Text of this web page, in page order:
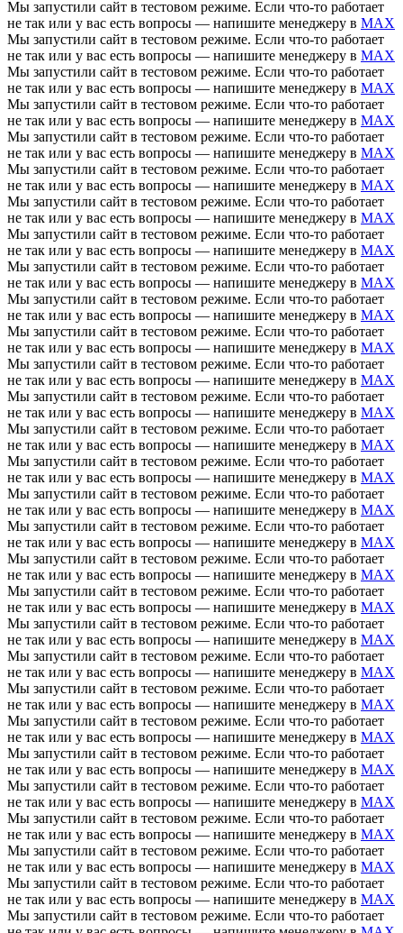
Мы запустили сайт в тестовом режиме. Если что-то работает
не так или у вас есть вопросы — напишите менеджеру в MAX
Мы запустили сайт в тестовом режиме. Если что-то работает
не так или у вас есть вопросы — напишите менеджеру в MAX
Мы запустили сайт в тестовом режиме. Если что-то работает
не так или у вас есть вопросы — напишите менеджеру в MAX
Мы запустили сайт в тестовом режиме. Если что-то работает
не так или у вас есть вопросы — напишите менеджеру в MAX
Мы запустили сайт в тестовом режиме. Если что-то работает
не так или у вас есть вопросы — напишите менеджеру в MAX
Мы запустили сайт в тестовом режиме. Если что-то работает
не так или у вас есть вопросы — напишите менеджеру в MAX
Мы запустили сайт в тестовом режиме. Если что-то работает
не так или у вас есть вопросы — напишите менеджеру в MAX
Мы запустили сайт в тестовом режиме. Если что-то работает
не так или у вас есть вопросы — напишите менеджеру в MAX
Мы запустили сайт в тестовом режиме. Если что-то работает
не так или у вас есть вопросы — напишите менеджеру в MAX
Мы запустили сайт в тестовом режиме. Если что-то работает
не так или у вас есть вопросы — напишите менеджеру в MAX
Мы запустили сайт в тестовом режиме. Если что-то работает
не так или у вас есть вопросы — напишите менеджеру в MAX
Мы запустили сайт в тестовом режиме. Если что-то работает
не так или у вас есть вопросы — напишите менеджеру в MAX
Мы запустили сайт в тестовом режиме. Если что-то работает
не так или у вас есть вопросы — напишите менеджеру в MAX
Мы запустили сайт в тестовом режиме. Если что-то работает
не так или у вас есть вопросы — напишите менеджеру в MAX
Мы запустили сайт в тестовом режиме. Если что-то работает
не так или у вас есть вопросы — напишите менеджеру в MAX
Мы запустили сайт в тестовом режиме. Если что-то работает
не так или у вас есть вопросы — напишите менеджеру в MAX
Мы запустили сайт в тестовом режиме. Если что-то работает
не так или у вас есть вопросы — напишите менеджеру в MAX
Мы запустили сайт в тестовом режиме. Если что-то работает
не так или у вас есть вопросы — напишите менеджеру в MAX
Мы запустили сайт в тестовом режиме. Если что-то работает
не так или у вас есть вопросы — напишите менеджеру в MAX
Мы запустили сайт в тестовом режиме. Если что-то работает
не так или у вас есть вопросы — напишите менеджеру в MAX
Мы запустили сайт в тестовом режиме. Если что-то работает
не так или у вас есть вопросы — напишите менеджеру в MAX
Мы запустили сайт в тестовом режиме. Если что-то работает
не так или у вас есть вопросы — напишите менеджеру в MAX
Мы запустили сайт в тестовом режиме. Если что-то работает
не так или у вас есть вопросы — напишите менеджеру в MAX
Мы запустили сайт в тестовом режиме. Если что-то работает
не так или у вас есть вопросы — напишите менеджеру в MAX
Мы запустили сайт в тестовом режиме. Если что-то работает
не так или у вас есть вопросы — напишите менеджеру в MAX
Мы запустили сайт в тестовом режиме. Если что-то работает
не так или у вас есть вопросы — напишите менеджеру в MAX
Мы запустили сайт в тестовом режиме. Если что-то работает
не так или у вас есть вопросы — напишите менеджеру в MAX
Мы запустили сайт в тестовом режиме. Если что-то работает
не так или у вас есть вопросы — напишите менеджеру в MAX
Мы запустили сайт в тестовом режиме. Если что-то работает